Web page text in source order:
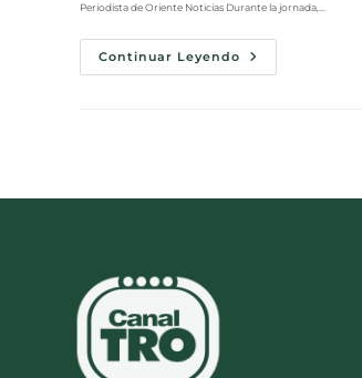
Periodista de Oriente Noticias Durante la jornada,…
Continuar Leyendo